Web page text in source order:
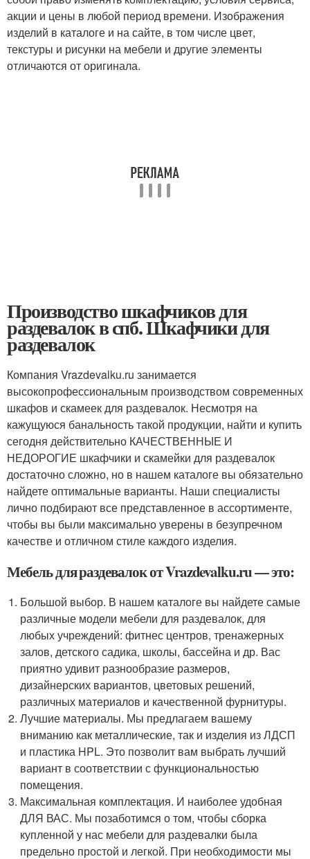
акции и цены в любой период времени. Изображения
изделий в каталоге и на сайте, в том числе цвет,
текстуры и рисунки на мебели и другие элементы
отличаются от оригинала.
Производство шкафчиков для
раздевалок в спб. Шкафчики для
раздевалок
Компания Vrazdevalku.ru занимается
высокопрофессиональным производством современных
шкафов и скамеек для раздевалок. Несмотря на
кажущуюся банальность такой продукции, найти и купить
сегодня действительно КАЧЕСТВЕННЫЕ И
НЕДОРОГИЕ шкафчики и скамейки для раздевалок
достаточно сложно, но в нашем каталоге вы обязательно
найдете оптимальные варианты. Наши специалисты
лично подбирают все представленное в ассортименте,
чтобы вы были максимально уверены в безупречном
качестве и отличном стиле каждого изделия.
Мебель для раздевалок от Vrazdevalku.ru — это:
Большой выбор. В нашем каталоге вы найдете самые
различные модели мебели для раздевалок, для
любых учреждений: фитнес центров, тренажерных
залов, детского садика, школы, бассейна и др. Вас
приятно удивит разнообразие размеров,
дизайнерских вариантов, цветовых решений,
различных материалов и качественной фурнитуры.
Лучшие материалы. Мы предлагаем вашему
вниманию как металлические, так и изделия из ЛДСП
и пластика HPL. Это позволит вам выбрать лучший
вариант в соответствии с функциональностью
помещения.
Максимальная комплектация. И наиболее удобная
ДЛЯ ВАС. Мы позаботимся о том, чтобы сборка
купленной у нас мебели для раздевалки была
предельно простой и легкой. При необходимости мы